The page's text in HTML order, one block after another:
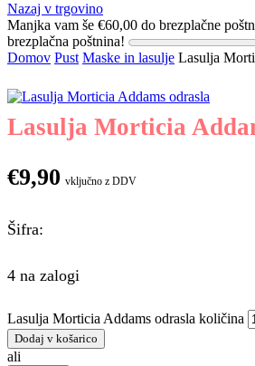
Nazaj v trgovino
Manjka vam še €60,00 do brezplačne
brezplačna poštnina!
Domov Pust Maske in lasulje Lasulja
Lasulja Morticia
€9,90 vključno z DDV
Šifra:
4 na zalogi
Lasulja Morticia Addams odrasla količina
Dodaj v košarico
ali